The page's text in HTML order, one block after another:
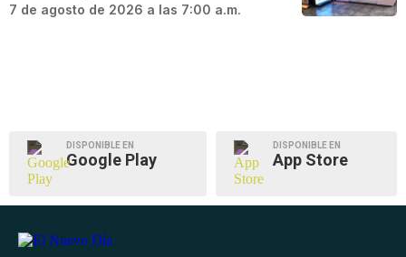
7 de agosto de 2026 a las 7:00 a.m.
DISPONIBLE EN
Google Play
DISPONIBLE EN
App Store